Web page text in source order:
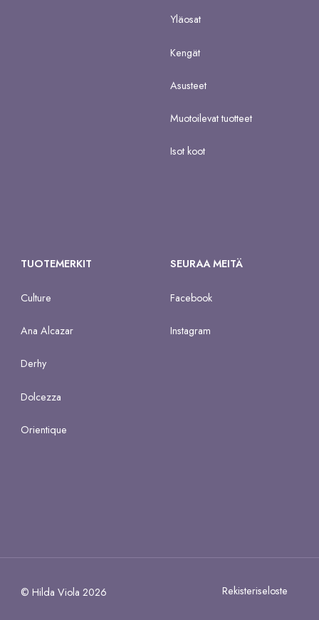
Yläosat
Kengät
Asusteet
Muotoilevat tuotteet
Isot koot
TUOTEMERKIT
Culture
Ana Alcazar
Derhy
Dolcezza
Orientique
SEURAA MEITÄ
Facebook
Instagram
© Hilda Viola 2026 Rekisteriseloste